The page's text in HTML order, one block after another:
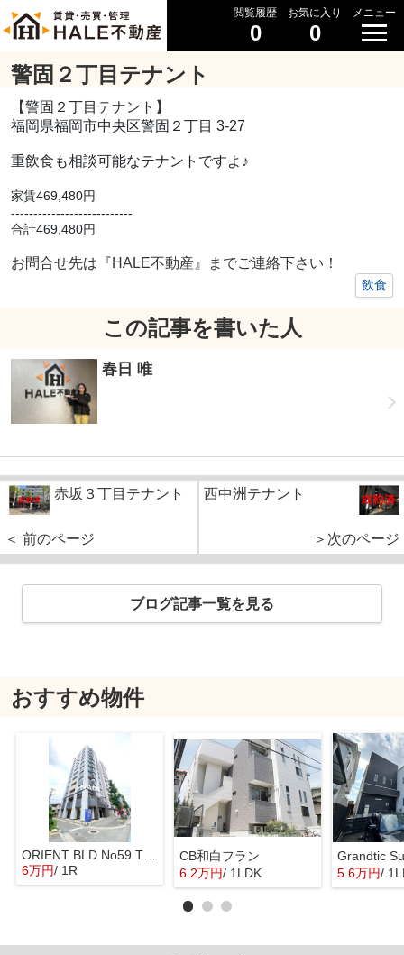
閲覧履歴
0
お気に入り
0
メニュー
警固２丁目テナント
【警固２丁目 テナント】
福岡県福岡市中央区警固２丁目 3-27
重飲食も相談可能なテナントですよ♪
家賃469,480円
---------------------------
合計469,480円
お問合せ先は『HALE不動産』までご連絡下さい！
飲食
この記事を書いた人
春日 唯
赤坂３丁目テナント
＜ 前のページ
西中洲テナント
＞次のページ
ブログ記事一覧を見る
おすすめ物件
ORIENT BLD No59 TWINS
6万円/ 1R
CB和白フラン
6.2万円/ 1LDK
Grandtic
5.6万円/